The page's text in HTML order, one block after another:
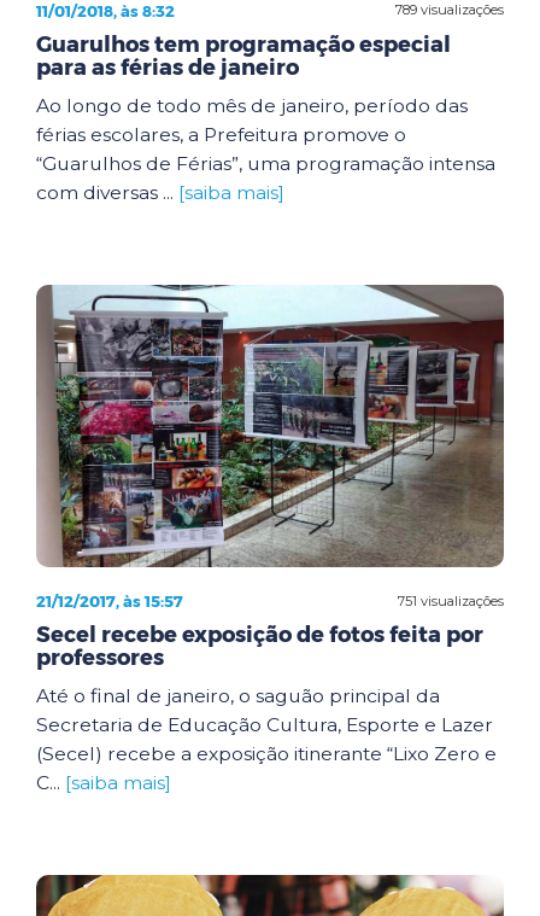
789 visualizações
11/01/2018, às 8:32
Guarulhos tem programação especial
para as férias de janeiro
Ao longo de todo mês de janeiro, período das
férias escolares, a Prefeitura promove o
“Guarulhos de Férias”, uma programação intensa
com diversas ... [saiba mais]
751 visualizações
21/12/2017, às 15:57
Secel recebe exposição de fotos feita por
professores
Até o final de janeiro, o saguão principal da
Secretaria de Educação Cultura, Esporte e Lazer
(Secel) recebe a exposição itinerante “Lixo Zero e
C... [saiba mais]